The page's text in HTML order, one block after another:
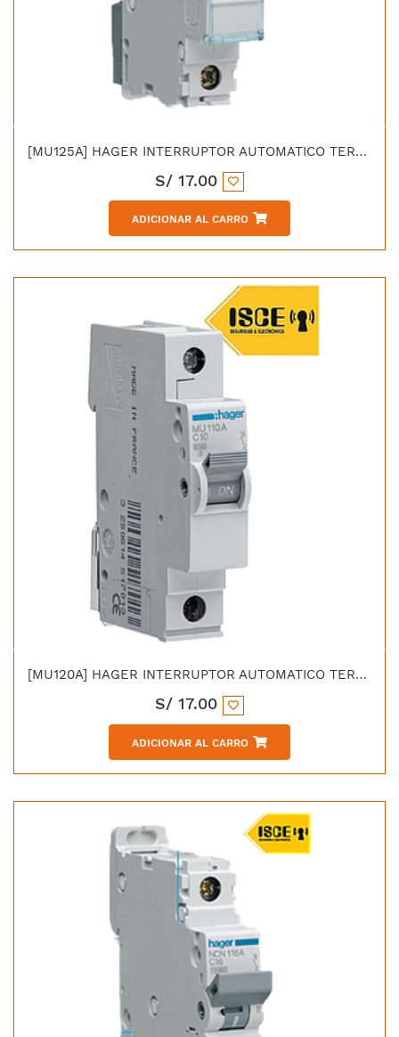
[MU125A] HAGER INTERRUPTOR AUTOMATICO TERMOMAGNETICO "C" 1X25 AMP 6KA/230V - IEC 60898
S/ 17.00
ADICIONAR AL CARRO
[MU120A] HAGER INTERRUPTOR AUTOMATICO TERMOMAGNETICO "C" 1X20 AMP 6KA/230V - IEC 60898
S/ 17.00
ADICIONAR AL CARRO